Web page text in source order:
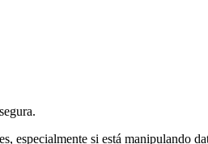
especialmente si está manipulando